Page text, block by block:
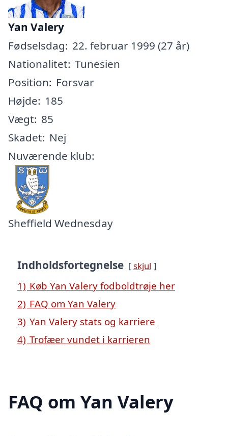
Yan Valery
Fødselsdag: 22. februar 1999 (27 år)
Nationalitet: Tunesien
Position: Forsvar
Højde: 185
Vægt: 85
Skadet: Nej
Nuværende klub:
Sheffield Wednesday
Indholdsfortegnelse skjul
1) Køb Yan Valery fodboldtrøje her
2) FAQ om Yan Valery
3) Yan Valery stats og karriere
4) Trofæer vundet i karrieren
FAQ om Yan Valery